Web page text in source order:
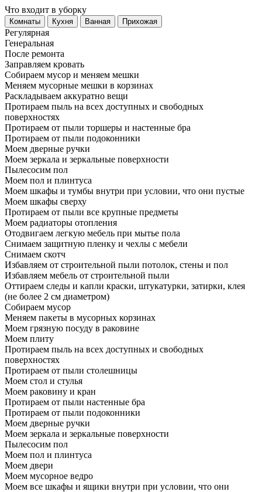
Что входит в уборку
Регу­лярная
Гене­ральная
После ремонта
Заправляем кровать
Собираем мусор и меняем мешки
Меняем мусорные мешки в корзинах
Раскладываем аккуратно вещи
Протираем пыль на всех доступных и свободных
поверхностях
Протираем от пыли торшеры и настенные бра
Протираем от пыли подоконники
Моем дверные ручки
Моем зеркала и зеркальные поверхности
Пылесосим пол
Моем пол и плинтуса
Моем шкафы и тумбы внутри при условии, что они пустые
Моем шкафы сверху
Протираем от пыли все крупные предметы
Моем радиаторы отопления
Отодвигаем легкую мебель при мытье пола
Снимаем защитную пленку и чехлы с мебели
Снимаем скотч
Избавляем от строительной пыли потолок, стены и пол
Избавляем мебель от строительной пыли
Оттираем следы и капли краски, штукатурки, затирки, клея
(не более 2 см диаметром)
Собираем мусор
Меняем пакеты в мусорных корзинах
Моем грязную посуду в раковине
Моем плиту
Протираем пыль на всех доступных и свободных
поверхностях
Протираем от пыли столешницы
Моем стол и стулья
Моем раковину и кран
Протираем от пыли настенные бра
Протираем от пыли подоконники
Моем дверные ручки
Моем зеркала и зеркальные поверхности
Пылесосим пол
Моем пол и плинтуса
Моем двери
Моем мусорное ведро
Моем все шкафы и ящики внутри при условии, что они